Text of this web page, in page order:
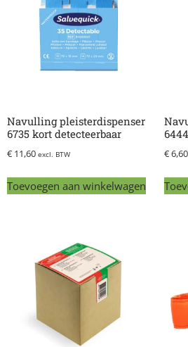
Navulling pleisterdispenser
6735 kort detecteerbaar
€ 11,60 excl. BTW
Toevoegen aan winkelwagen
€6,60